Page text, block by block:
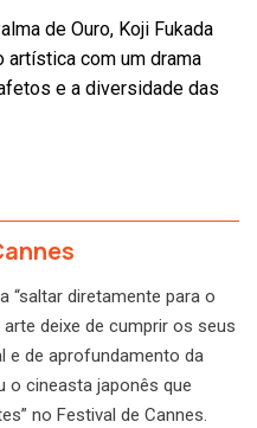
de Ouro, Koji Fukada
com um drama
e a diversidade das
“saltar diretamente para o
deixe de cumprir os seus
e de aprofundamento da
o cineasta japonês que
no Festival de Cannes.